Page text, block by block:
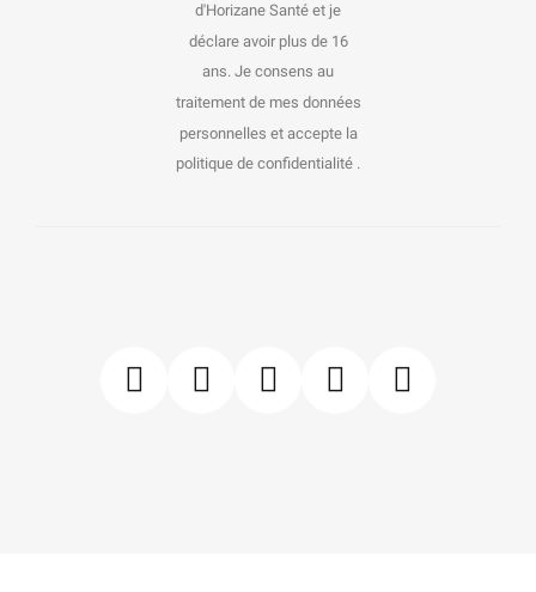
d'Horizane Santé et je
déclare avoir plus de 16
ans. Je consens au
traitement de mes données
personnelles et accepte la
politique de confidentialité .